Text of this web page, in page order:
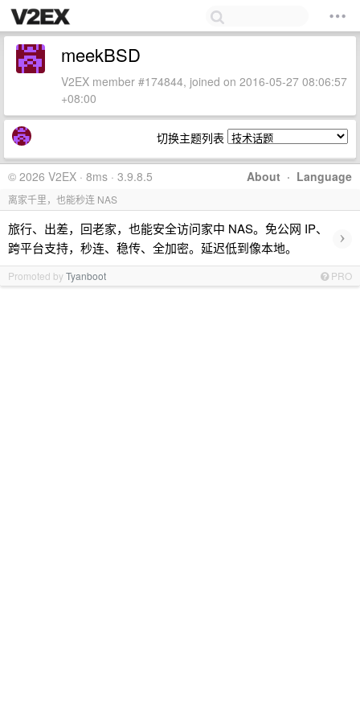
meekBSD
V2EX member #174844, joined on 2016-05-27 08:06:57
+08:00
切换主题列表
About · Language
© 2026 V2EX · 8ms · 3.9.8.5
离家千里，也能秒连 NAS
旅行、出差，回老家，也能安全访问家中 NAS。免公网 IP、
跨平台支持，秒连、稳传、全加密。延迟低到像本地。
›
Promoted byTyanboot PRO